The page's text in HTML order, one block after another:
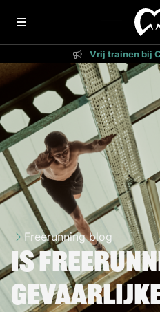
Vrij trainen bij
Freerunning blog
Is